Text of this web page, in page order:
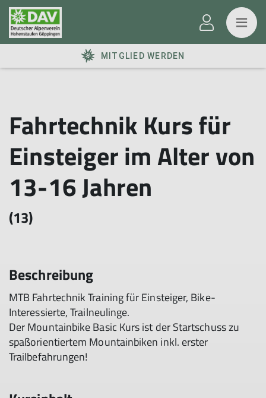
MITGLIED WERDEN
Fahrtechnik Kurs für
Einsteiger im Alter von
13-16 Jahren
(13)
Beschreibung
MTB Fahrtechnik Training für Einsteiger, Bike-
Interessierte, Trailneulinge.
Der Mountainbike Basic Kurs ist der Startschuss zu
spaßorientiertem Mountainbiken inkl. erster
Trailbefahrungen!